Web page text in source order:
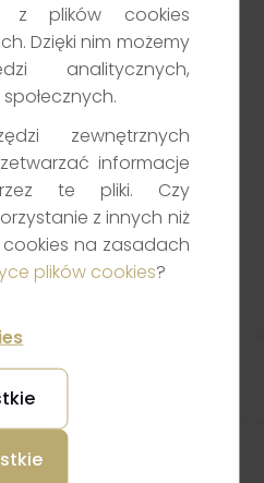
Us
investing, brokerage
or our services? Our
in touch with us via the
phone, and we will gladly
right solutions for your
z plików cookies
Dzięki nim możemy
analitycznych,
zewnętrznych
informacje
te pliki. Czy
z innych niż
na zasadach
plików cookies?